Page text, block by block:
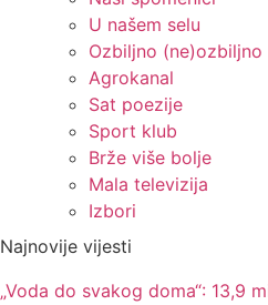
U našem selu
Ozbiljno (ne)ozbiljno
Agrokanal
Sat poezije
Sport klub
Brže više bolje
Mala televizija
Izbori
Najnovije vijesti
„Voda do svakog doma“: 13,9